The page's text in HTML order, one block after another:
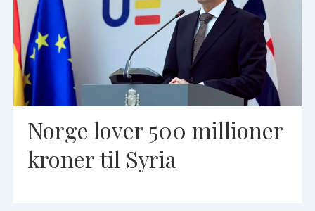
Norge lover 500 millioner
kroner til Syria